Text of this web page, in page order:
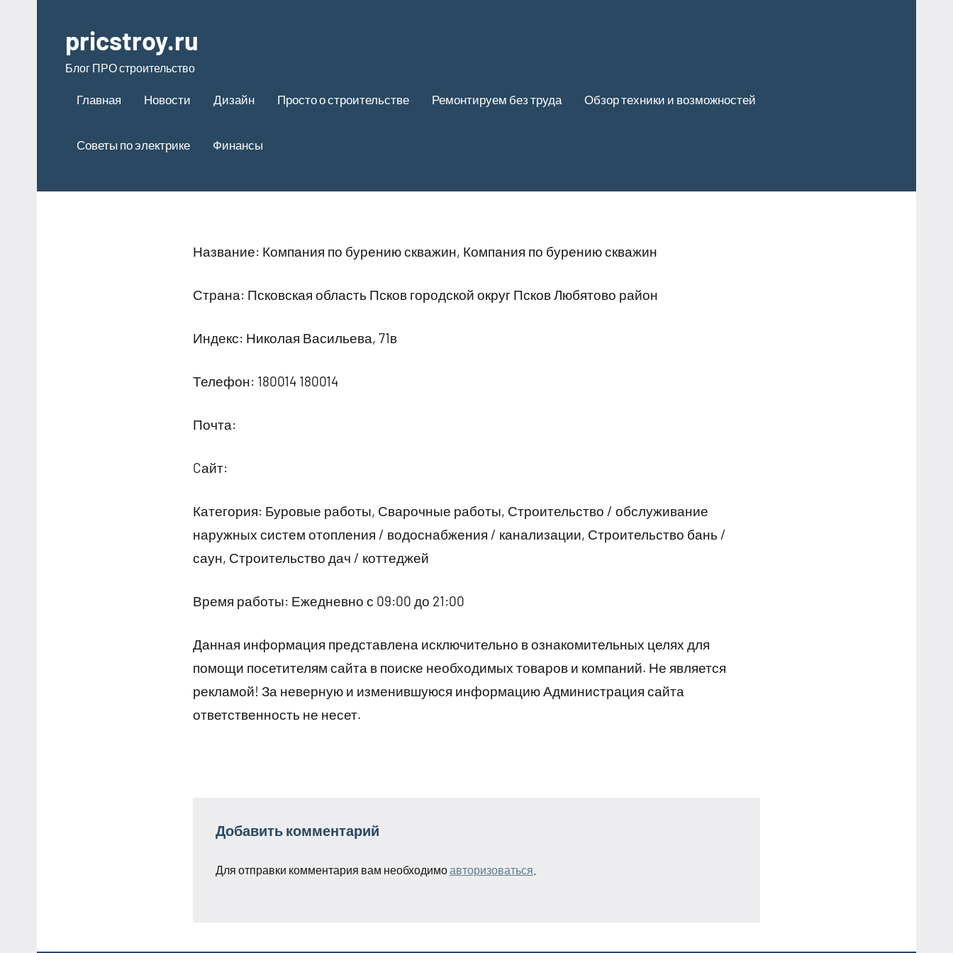
содержимому
pricstroy.ru
Блог ПРО строительство
Главная Новости Дизайн Просто о строительстве Ремонтируем без труда Обзор техники и возможностей
Советы по электрике Финансы
Название: Компания по бурению скважин, Компания по бурению скважин
Страна: Псковская область Псков городской округ Псков Любятово район
Индекс: Николая Васильева, 71в
Телефон: 180014 180014
Почта:
Cайт:
Категория: Буровые работы, Сварочные работы, Строительство / обслуживание
наружных систем отопления / водоснабжения / канализации, Строительство бань /
саун, Строительство дач / коттеджей
Время работы: Ежедневно с 09:00 до 21:00
Данная информация представлена исключительно в ознакомительных целях для
помощи посетителям сайта в поиске необходимых товаров и компаний. Не является
рекламой! За неверную и изменившуюся информацию Администрация сайта
ответственность не несет.
Добавить комментарий
Для отправки комментария вам необходимоавторизоваться